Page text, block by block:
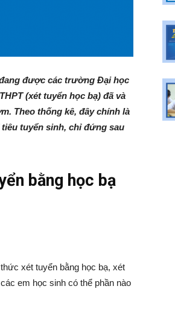
được các trường Đại học
(xét tuyển học bạ) đã và
Theo thống kê, đây chính là
tuyển sinh, chỉ đứng sau
bằng học bạ
xét tuyển bằng học bạ, xét
em học sinh có thể phần nào